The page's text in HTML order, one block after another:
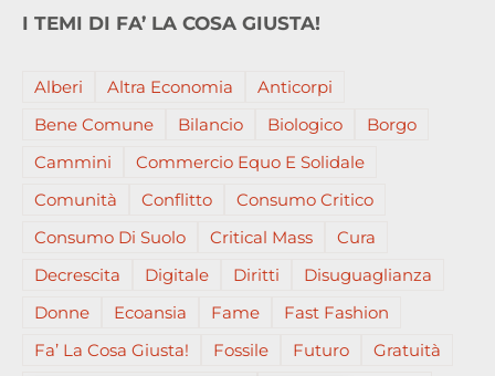
I TEMI DI FA’ LA COSA GIUSTA!
Alberi Altra Economia
Anticorpi
Bene Comune
Bilancio Biologico
Borgo
Cammini
Commercio Equo E Solidale
Comunità
Conflitto
Consumo Critico
Consumo Di Suolo
Critical Mass
Cura
Decrescita
Digitale Diritti
Disuguaglianza
Donne
Ecoansia Fame
Fast Fashion
Fa’ La Cosa Giusta!
Fossile Futuro
Gratuità